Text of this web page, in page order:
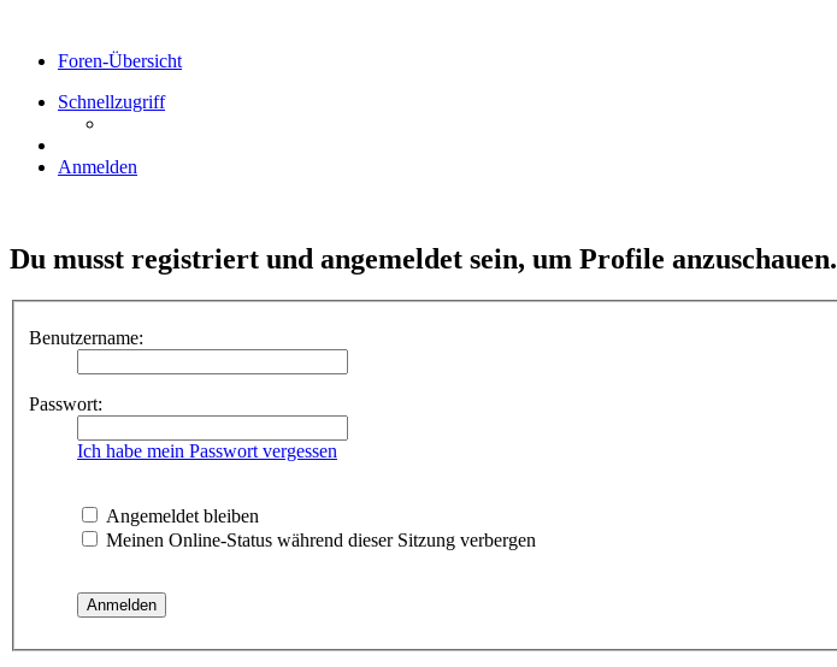
Foren-Übersicht
Schnellzugriff
Anmelden
Du musst registriert und angemeldet sein, um Profile anzuschauen.
Benutzername:
Passwort:
Ich habe mein Passwort vergessen
Angemeldet bleiben
Meinen Online-Status während dieser Sitzung verbergen